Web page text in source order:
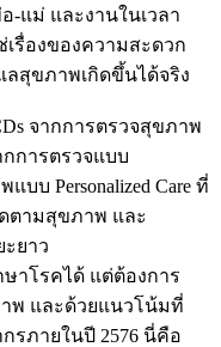
-แม่ และงานในเวลา
เรื่องของความสะดวก
สุขภาพเกิดขึ้นได้จริง
จากการตรวจสุขภาพ
การตรวจแบบ
บ Personalized Care ที่
ตามสุขภาพ และ
ยาว
าโรคได้ แต่ต้องการ
พ และด้วยแนวโน้มที่
รภายในปี 2576 นี่คือ